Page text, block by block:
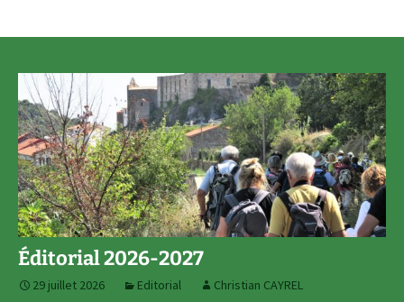
Éditorial 2026-2027
29 juillet 2026 Editorial Christian CAYREL